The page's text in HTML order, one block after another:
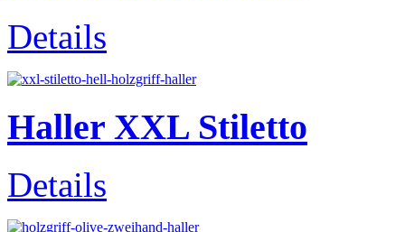
Details
Haller XXL Stiletto
Details